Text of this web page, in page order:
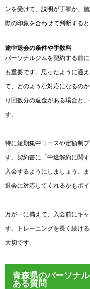
ンを受けて、説明が丁寧か、
際の印象を合わせて判断する
途中退会の条件や手数料
パーソナルジムを契約する前
も重要です。思ったように通
て、どのような対応になるの
り回数分の返金がある場合と
す。
特に短期集中コースや定額制
す。契約書に「中途解約に関
入会するようにしましょう。
退会に対応してくれるかもポイ
万が一に備えて、入会前にキ
す。トレーニングを長く続け
大切です。
青森県のパーソナ
ある質問